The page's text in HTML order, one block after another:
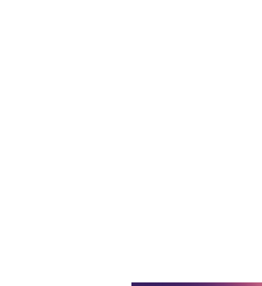
et harmoniser vos Chakras **